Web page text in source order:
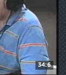
34:6